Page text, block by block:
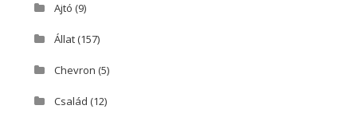
Ajtó (9)
Állat(157)
Chevron (5)
Család (12)